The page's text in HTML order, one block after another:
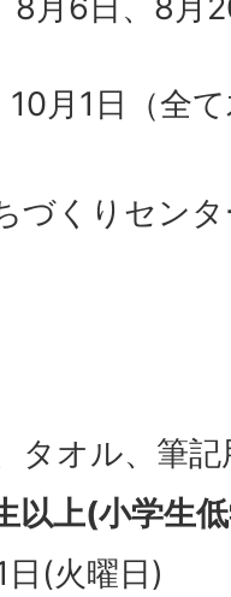
8月6日、8月
（全て木
づくりセン
タオル、筆
以上(小学生
日(火曜日)